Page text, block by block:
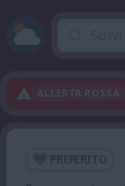
ALLERTA ROSSA